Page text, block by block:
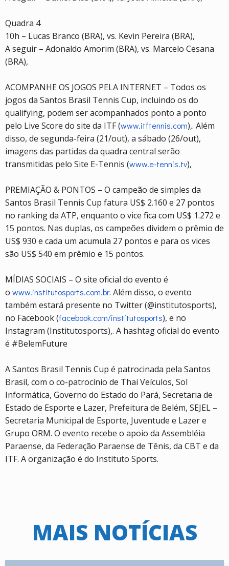
Quadra 4
10h – Lucas Branco (BRA), vs. Kevin Pereira (BRA),
A seguir – Adonaldo Amorim (BRA), vs. Marcelo Cesana
(BRA),
ACOMPANHE OS JOGOS PELA INTERNET – Todos os
jogos da Santos Brasil Tennis Cup, incluindo os do
qualifying, podem ser acompanhados ponto a ponto
pelo Live Score do site da ITF (www.itftennis.com),. Além
disso, de segunda-feira (21/out), a sábado (26/out),
imagens das partidas da quadra central serão
transmitidas pelo Site E-Tennis (www.e-tennis.tv),
PREMIAÇÃO & PONTOS – O campeão de simples da
Santos Brasil Tennis Cup fatura US$ 2.160 e 27 pontos
no ranking da ATP, enquanto o vice fica com US$ 1.272 e
15 pontos. Nas duplas, os campeões dividem o prêmio de
US$ 930 e cada um acumula 27 pontos e para os vices
são US$ 540 em prêmio e 15 pontos.
MÍDIAS SOCIAIS – O site oficial do evento é
o www.institutosports.com.br. Além disso, o evento
também estará presente no Twitter (@institutosports),
no Facebook (facebook.com/institutosports), e no
Instagram (Institutosports),. A hashtag oficial do evento
é #BelemFuture
A Santos Brasil Tennis Cup é patrocinada pela Santos
Brasil, com o co-patrocínio de Thai Veículos, Sol
Informática, Governo do Estado do Pará, Secretaria de
Estado de Esporte e Lazer, Prefeitura de Belém, SEJEL –
Secretaria Municipal de Esporte, Juventude e Lazer e
Grupo ORM. O evento recebe o apoio da Assembléia
Paraense, da Federação Paraense de Tênis, da CBT e da
ITF. A organização é do Instituto Sports.
MAIS NOTÍCIAS